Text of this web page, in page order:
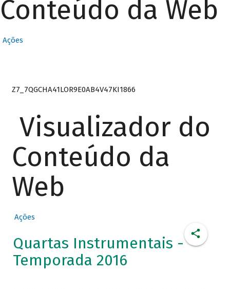
Conteúdo da Web
Ações
Z7_7QGCHA41LOR9E0AB4V47KI1866
Visualizador do
Conteúdo da
Web
Ações
Quartas Instrumentais -
Temporada 2016